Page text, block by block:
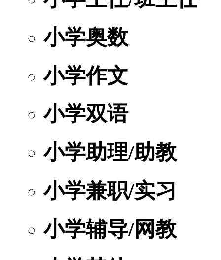
小学奥数
小学作文
小学双语
小学助理/助教
小学兼职/实习
小学辅导/网教